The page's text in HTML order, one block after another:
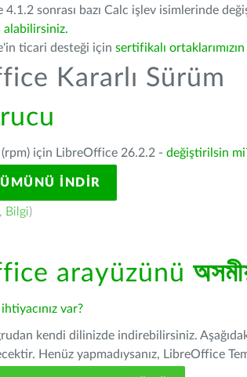
4.1.2 sonrası bazı Calc işlev isimlerinde
alabilirsiniz.
ticari desteği için sertifikalı
Kararlı Sürüm
için LibreOffice 26.2.2 - değiştirilsin
İNDIR
, Bilgi)
arayüzünü
var?
kendi dilinizde indirebilirsiniz.
Henüz yapmadıysanız, LibreOffice